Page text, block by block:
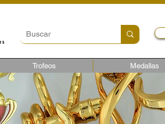
Trofeos Medallas